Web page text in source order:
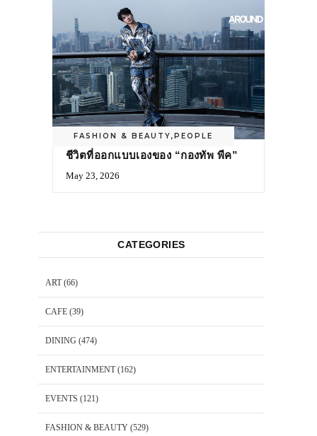
FASHION & BEAUTY,PEOPLE
ชีวิตที่ออกแบบเองของ “กองทัพ พีค”
May 23, 2026
CATEGORIES
ART(66)
CAFE (39)
DINING (474)
ENTERTAINMENT(162)
EVENTS (121)
FASHION & BEAUTY (529)